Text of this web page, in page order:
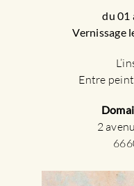
du 01
Vernissage
Entre
2